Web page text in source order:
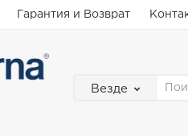
Гарантия и Возврат
Везде